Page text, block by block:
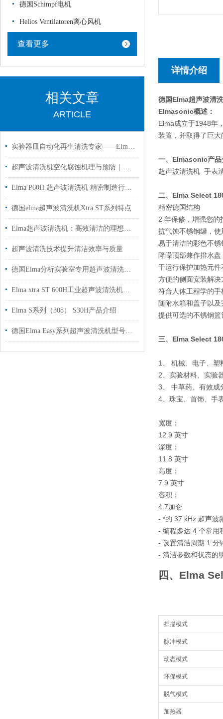
德国Schimpf电机
Helios Ventilatoren离心风机
查看更多
相关文章
ARTICLE
实验器皿自动化再生清洗专家——Elma实验室清洗机应用解析
超声波清洗机空化腐蚀机理与预防｜德国 Elma 工厂专业解答
Elma P60H 超声波清洗机 精密制造行业应用解析
德国elma超声波清洗机Xtra ST系列特点
Elma超声波清洗机：高效清洁的理想之选
超声波清洗技术提升清洁效率与质量
德国Elma分析实验室专用超声波清洗机P180H国内代理现货
Elma xtra ST 600H工业超声波清洗机介绍
Elma S系列（308） S30H产品介绍
德国Elma Easy系列超声波清洗机型号介绍
详情介绍
德国Elma超声波清
Elmasonic概述：
Elma成立于1948年
装置，并取得了巨大
一、Elmasonic产品
超声波清洗机 手表
二、Elma Select
精密德国结构
2 年保修，增强您的
抗气蚀不锈钢罐，使
易于清洁的彩色不锈
降噪顶部兼作排水盘
干运行保护加热元件
方便的侧面安装解
符合人体工程学的
随附水箱和盖子以
提供可选的不锈钢
三、Elma Select
1、 机械、电子、塑
2、实验材料、实验
3、 中草药、有效成
4、珠宝、首饰、手
宽度：
12.9 英寸
深度：
11.8 英寸
高度：
7.9 英寸
容积：
4.7加仑
- *的 37 kHz 超声波
- 编程多达 4 个常用
- 设置清洁周期 1 分
- 清洁参数和状态的
四、Elma
扫描模式
脉冲模式
动态模式
环保模式
脱气模式
加热器